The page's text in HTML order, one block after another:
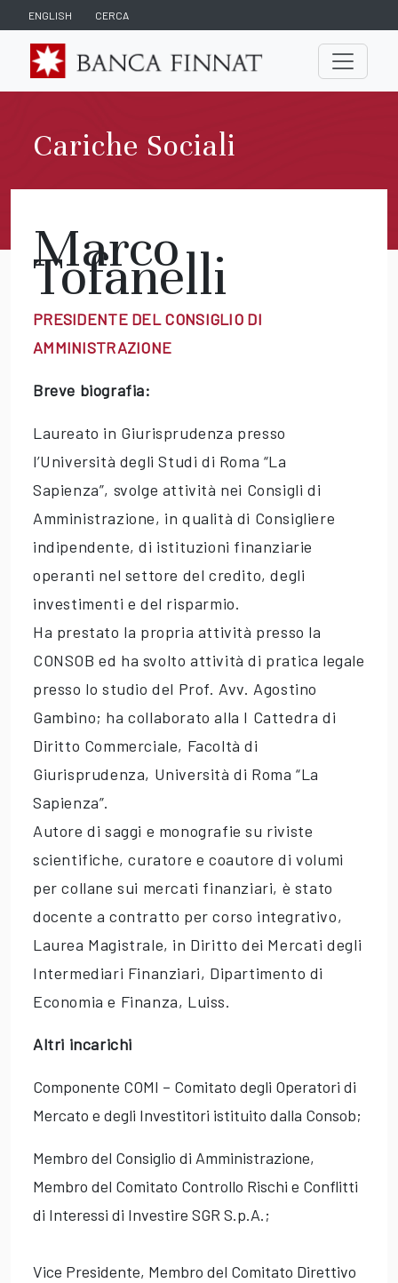
ENGLISH CERCA
Cariche Sociali
Marco
Tofanelli
PRESIDENTE DEL CONSIGLIO DI
AMMINISTRAZIONE
Breve biografia:
Laureato in Giurisprudenza presso
l’Università degli Studi di Roma “La
Sapienza”, svolge attività nei Consigli di
Amministrazione, in qualità di Consigliere
indipendente, di istituzioni finanziarie
operanti nel settore del credito, degli
investimenti e del risparmio.
Ha prestato la propria attività presso la
CONSOB ed ha svolto attività di pratica legale
presso lo studio del Prof. Avv. Agostino
Gambino; ha collaborato alla I Cattedra di
Diritto Commerciale, Facoltà di
Giurisprudenza, Università di Roma “La
Sapienza”.
Autore di saggi e monografie su riviste
scientifiche, curatore e coautore di volumi
per collane sui mercati finanziari, è stato
docente a contratto per corso integrativo,
Laurea Magistrale, in Diritto dei Mercati degli
Intermediari Finanziari, Dipartimento di
Economia e Finanza, Luiss.
Altri incarichi
Componente COMI – Comitato degli Operatori di
Mercato e degli Investitori istituito dalla Consob;
Membro del Consiglio di Amministrazione,
Membro del Comitato Controllo Rischi e Conflitti
di Interessi di Investire SGR S.p.A.;
Vice Presidente, Membro del Comitato Direttivo